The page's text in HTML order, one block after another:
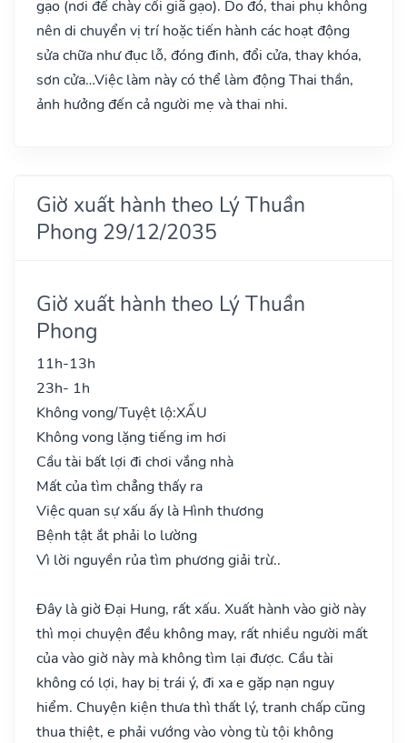
gạo (nơi để chày cối giã gạo). Do đó, thai phụ không
nên di chuyển vị trí hoặc tiến hành các hoạt động
sửa chữa như đục lỗ, đóng đinh, đổi cửa, thay khóa,
sơn cửa…Việc làm này có thể làm động Thai thần,
ảnh hưởng đến cả người mẹ và thai nhi.
Giờ xuất hành theo Lý Thuần
Phong 29/12/2035
Giờ xuất hành theo Lý Thuần
Phong
11h-13h
23h- 1h
Không vong/Tuyệt lộ:XẤU
Không vong lặng tiếng im hơi
Cầu tài bất lợi đi chơi vắng nhà
Mất của tìm chẳng thấy ra
Việc quan sự xấu ấy là Hình thương
Bệnh tật ắt phải lo lường
Vì lời nguyền rủa tìm phương giải trừ..
Đây là giờ Đại Hung, rất xấu. Xuất hành vào giờ này
thì mọi chuyện đều không may, rất nhiều người mất
của vào giờ này mà không tìm lại được. Cầu tài
không có lợi, hay bị trái ý, đi xa e gặp nạn nguy
hiểm. Chuyện kiện thưa thì thất lý, tranh chấp cũng
thua thiệt, e phải vướng vào vòng tù tội không